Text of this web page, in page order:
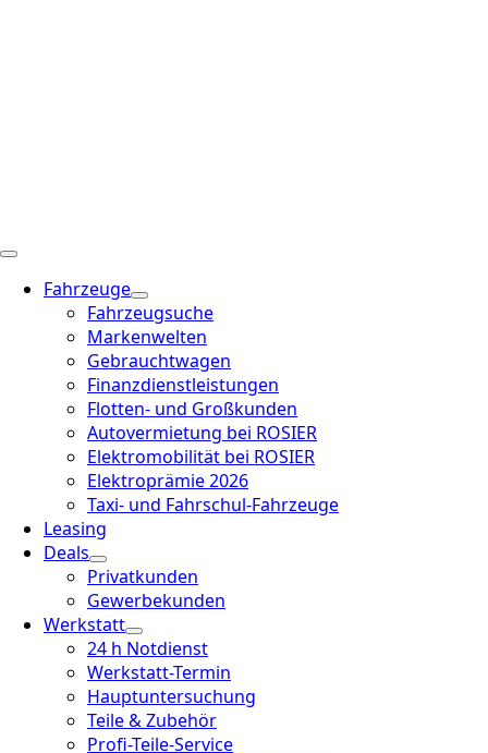
Fahrzeuge
Fahrzeugsuche
Markenwelten
Gebrauchtwagen
Finanzdienstleistungen
Flotten- und Großkunden
Autovermietung bei ROSIER
Elektromobilität bei ROSIER
Elektroprämie 2026
Taxi- und Fahrschul-Fahrzeuge
Leasing
Deals
Privatkunden
Gewerbekunden
Werkstatt
24 h Notdienst
Werkstatt-Termin
Hauptuntersuchung
Teile & Zubehör
Profi-Teile-Service